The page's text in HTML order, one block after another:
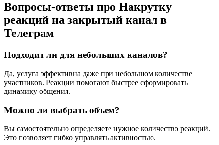
Вопросы-ответы про Накрутку
реакций на закрытый канал в
Телеграм
Подходит ли для небольших каналов?
Да, услуга эффективна даже при небольшом количестве
участников. Реакции помогают быстрее сформировать
динамику общения.
Можно ли выбрать объем?
Вы самостоятельно определяете нужное количество реакций.
Это позволяет гибко управлять активностью.